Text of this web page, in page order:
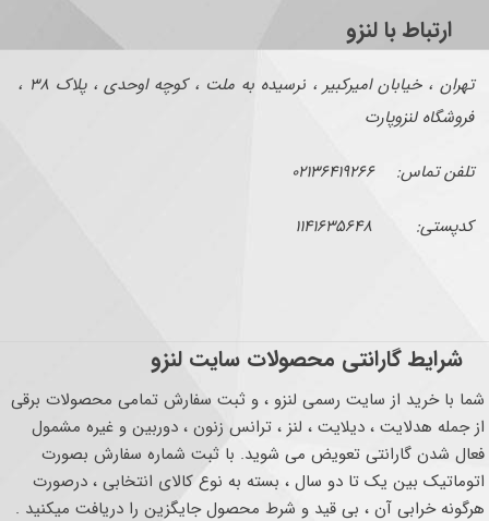
ارتباط با لنزو
تهران ، خیابان امیرکبیر ، نرسیده به ملت ، کوچه اوحدی ، پلاک ۳۸ ،
فروشگاه لنزوپارت
تلفن تماس: ۰۲۱۳۶۴۱۹۲۶۶
کدپستی: ۱۱۴۱۶۳۵۶۴۸
شرایط گارانتی محصولات سایت لنزو
شما با خرید از سایت رسمی لنزو ، و ثبت سفارش تمامی محصولات برقی
از جمله هدلایت ، دیلایت ، لنز ، ترانس زنون ، دوربین و غیره مشمول
فعال شدن گارانتی تعویض می شوید. با ثبت شماره سفارش بصورت
اتوماتیک بین یک تا دو سال ، بسته به نوع کالای انتخابی ، درصورت
هرگونه خرابی آن ، بی قید و شرط محصول جایگزین را دریافت میکنید .